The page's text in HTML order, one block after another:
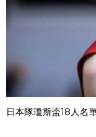
日本隊瓊斯盃18人名